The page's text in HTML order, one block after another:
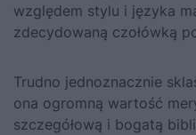
względem stylu i języka
zdecydowaną czołówką
Trudno jednoznacznie
ona ogromną wartość
szczegółową i bogatą